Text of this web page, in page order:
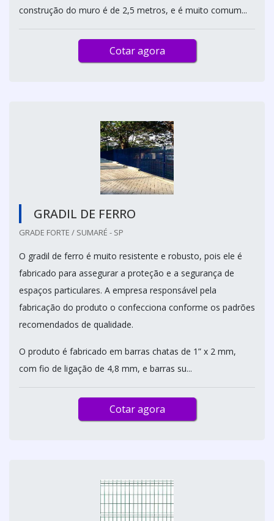
construção do muro é de 2,5 metros, e é muito comum...
Cotar agora
GRADIL DE FERRO
GRADE FORTE / SUMARÉ - SP
O gradil de ferro é muito resistente e robusto, pois ele é
fabricado para assegurar a proteção e a segurança de
espaços particulares. A empresa responsável pela
fabricação do produto o confecciona conforme os padrões
recomendados de qualidade.
O produto é fabricado em barras chatas de 1” x 2 mm,
com fio de ligação de 4,8 mm, e barras su...
Cotar agora